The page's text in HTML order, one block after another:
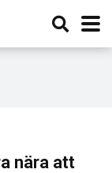
nära att